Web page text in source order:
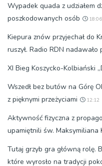
Wypadek quada z udziałem
poszkodowanych osób
18:06
Kiepura znów przyjechał do
ruszył. Radio RDN
XI Bieg Koszycko-Kolbiański
Wszedł bez butów na Górę
z pięknymi przeżyciami
12:12
Aktywność fizyczna z
upamiętnili św. Maksymiliana
Tutaj grzyb gra główną rolę.
które wyrosło na tradycji